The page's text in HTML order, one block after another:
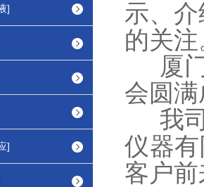
]
]
示、
的关
厦门
会圆
我司
仪器
客户